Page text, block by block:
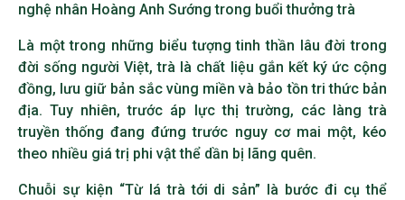
nghệ nhân Hoàng Anh Sướng trong buổi thưởng trà
Là một trong những biểu tượng tinh thần lâu đời trong
đời sống người Việt, trà là chất liệu gắn kết ký ức cộng
đồng, lưu giữ bản sắc vùng miền và bảo tồn tri thức bản
địa. Tuy nhiên, trước áp lực thị trường, các làng trà
truyền thống đang đứng trước nguy cơ mai một, kéo
theo nhiều giá trị phi vật thể dần bị lãng quên.
Chuỗi sự kiện “Từ lá trà tới di sản” là bước đi cụ thể